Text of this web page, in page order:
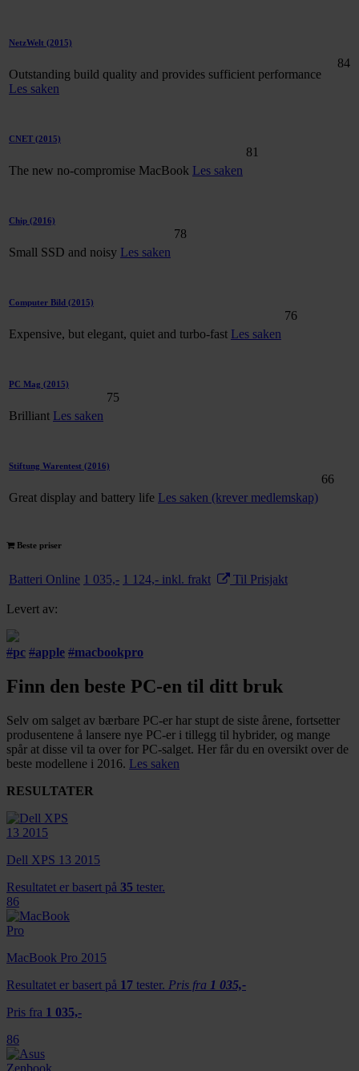
NetzWelt (2015)
Outstanding build quality and provides sufficient performance
Les saken
84
CNET (2015)
The new no-compromise MacBook Les saken
81
Chip (2016)
Small SSD and noisy Les saken
78
Computer Bild (2015)
Expensive, but elegant, quiet and turbo-fast Les saken
76
PC Mag (2015)
Brilliant Les saken
75
Stiftung Warentest (2016)
Great display and battery life Les saken (krever medlemskap)
66
Beste priser
Batteri Online 1 035,- 1 124,- inkl. frakt Til Prisjakt
Levert av:
#pc #apple #macbookpro
Finn den beste PC-en til ditt bruk
Selv om salget av bærbare PC-er har stupt de siste årene, fortsetter
produsentene å lansere nye PC-er i tillegg til hybrider, og mange
spår at disse vil ta over for PC-salget. Her får du en oversikt over de
beste modellene i 2016. Les saken
RESULTATER
Dell XPS 13 2015
Resultatet er basert på 35 tester.
86
MacBook Pro 2015
Resultatet er basert på 17 tester. Pris fra 1 035,-
Pris fra 1 035,-
86